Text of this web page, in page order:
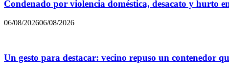
Condenado por violencia doméstica, desacato y hurto
06/08/202606/08/2026
Un gesto para destacar: vecino repuso un contenedor